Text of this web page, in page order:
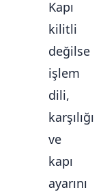
Kapı
kilitli
değilse
işlem
dili,
karşılığı
ve
kapı
ayarını